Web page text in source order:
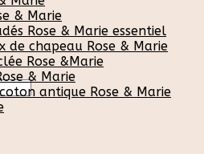
& Marie
Rose & Marie essentiel
de chapeau Rose & Marie
Rose &Marie
& Marie
antique Rose & Marie